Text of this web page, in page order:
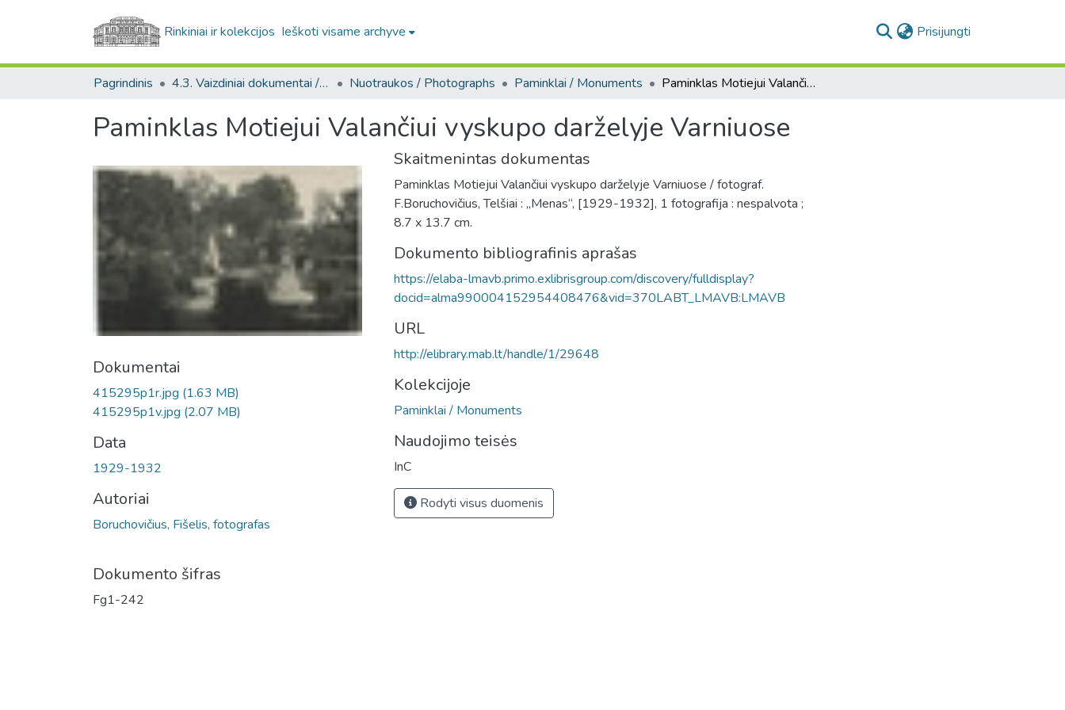
Rinkiniai ir kolekcijos Ieškoti visame archyve Prisijungti
Pagrindinis 4.3. Vaizdiniai dokumentai / Visual documents Nuotraukos / Photographs Paminklai / Monuments Paminklas Motiejui Valančiui vyskupo darželyje Varniuose
Paminklas Motiejui Valančiui vyskupo darželyje Varniuose
Dokumentai
415295p1r.jpg (1.63 MB)
415295p1v.jpg (2.07 MB)
Data
1929-1932
Autoriai
Boruchovičius, Fišelis, fotografas
Dokumento šifras
Fg1-242
Skaitmenintas dokumentas
Paminklas Motiejui Valančiui vyskupo darželyje Varniuose / fotograf.
F.Boruchovičius, Telšiai : „Menas“, [1929-1932], 1 fotografija : nespalvota ;
8.7 x 13.7 cm.
Dokumento bibliografinis aprašas
https://elaba-lmavb.primo.exlibrisgroup.com/discovery/fulldisplay?
docid=alma990004152954408476&vid=370LABT_LMAVB:LMAVB
URL
http://elibrary.mab.lt/handle/1/29648
Kolekcijoje
Paminklai / Monuments
Naudojimo teisės
InC
Rodyti visus duomenis